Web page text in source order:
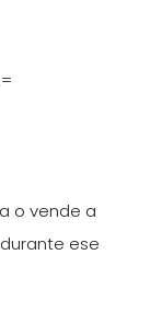
o vende a
ese